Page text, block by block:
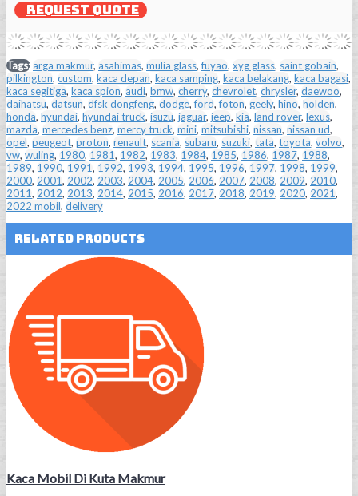
REQUEST QUOTE
Tags:arga makmur, asahimas, mulia glass,fuyao, xyg glass, saint gobain,
pilkington, custom, kaca depan, kaca samping, kaca belakang, kaca bagasi,
kaca segitiga, kaca spion, audi, bmw, cherry, chevrolet, chrysler, daewoo,
daihatsu, datsun, dfsk dongfeng, dodge,ford,foton, geely, hino, holden,
honda, hyundai, hyundai truck, isuzu, jaguar, jeep, kia, land rover, lexus,
mazda, mercedes benz, mercy truck, mini, mitsubishi, nissan, nissan ud,
opel, peugeot, proton, renault, scania, subaru, suzuki, tata, toyota, volvo,
vw, wuling, 1980, 1981, 1982, 1983, 1984, 1985, 1986, 1987, 1988,
1989, 1990, 1991, 1992, 1993, 1994, 1995, 1996, 1997, 1998, 1999,
2000, 2001, 2002, 2003, 2004, 2005, 2006, 2007, 2008, 2009, 2010,
2011, 2012, 2013, 2014, 2015, 2016, 2017, 2018, 2019, 2020, 2021,
2022 mobil, delivery
Related Products
Kaca Mobil Di Kuta Makmur